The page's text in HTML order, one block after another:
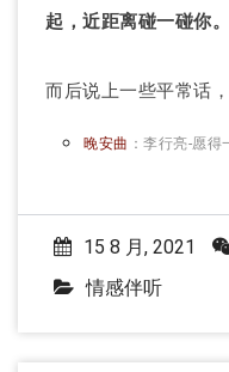
起，近距离碰一碰你。
而后说上一些平常话
晚安曲 ：李行亮-愿得
15 8 月, 2021
情感伴听